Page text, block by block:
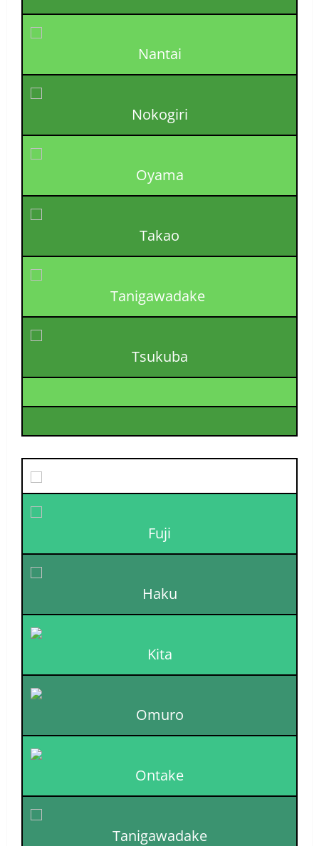
Nantai
Nokogiri
Oyama
Takao
Tanigawadake
Tsukuba
Fuji
Haku
Kita
Omuro
Ontake
Tanigawadake